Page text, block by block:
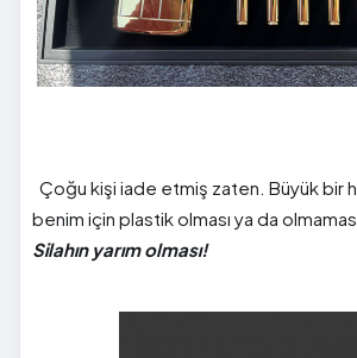
Çoğu kişi iade etmiş zaten. Büyük bir
benim için plastik olması ya da
Silahın yarım olması!